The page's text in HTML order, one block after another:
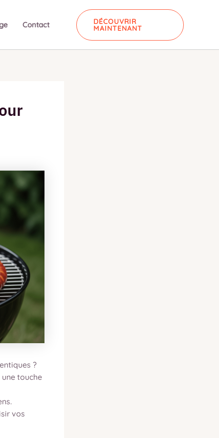
Contact DÉCOUVRIR
MAINTENANT
?
touche
vos